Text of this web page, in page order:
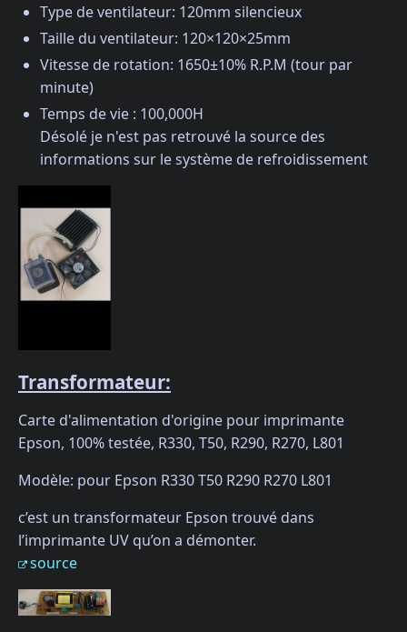
Type de ventilateur: 120mm silencieux
Taille du ventilateur: 120×120×25mm
Vitesse de rotation: 1650±10% R.P.M (tour par
minute)
Temps de vie : 100,000H
Désolé je n'est pas retrouvé la source des
informations sur le système de refroidissement
Transformateur:
Carte d'alimentation d'origine pour imprimante
Epson, 100% testée, R330, T50, R290, R270, L801
Modèle: pour Epson R330 T50 R290 R270 L801
c’est un transformateur Epson trouvé dans
l’imprimante UV qu’on a démonter.
source